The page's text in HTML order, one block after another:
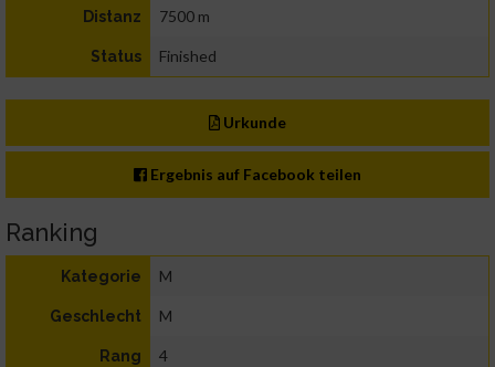
Distanz 7500 m
Status Finished
Urkunde
Ergebnis auf Facebook teilen
Ranking
Kategorie M
Geschlecht M
Rang 4